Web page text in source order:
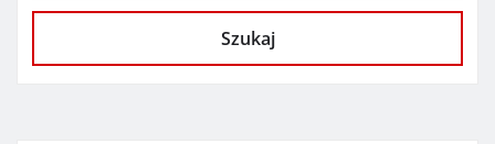
Szukaj